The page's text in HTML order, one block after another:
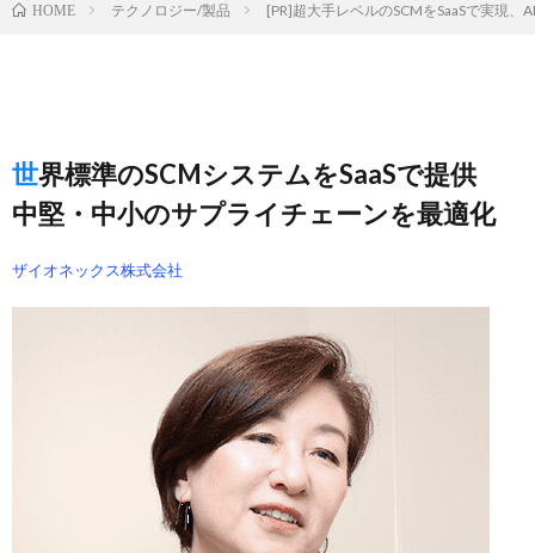
HOME テクノロジー/製品 [PR]超大手レベルのSCMをSaaSで実現、
世界標準のSCMシステムをSaaSで提供
中堅・中小のサプライチェーンを最適化
ザイオネックス株式会社